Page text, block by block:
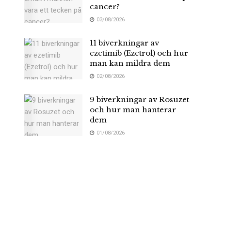
cancer?
03/08/2026
11 biverkningar av
ezetimib (Ezetrol) och hur
man kan mildra dem
02/08/2026
9 biverkningar av Rosuzet
och hur man hanterar
dem
01/08/2026